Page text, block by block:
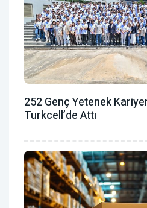
252 Genç Yetenek
Turkcell’de Attı